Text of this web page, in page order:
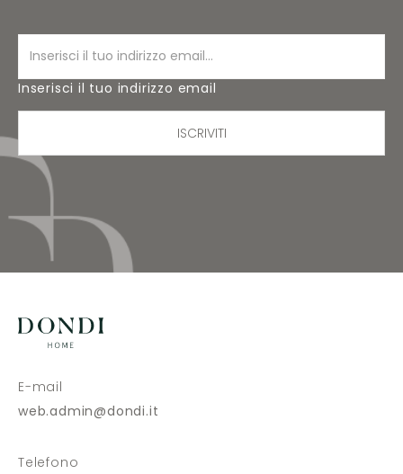
Inserisci il tuo indirizzo email
ISCRIVITI
E-mail
web.admin@dondi.it
Telefono